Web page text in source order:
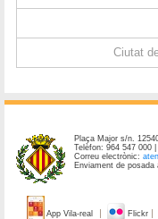
Ciutat
Plaça Major s/n.
Telèfon: 964 547 000
Correu electrònic:
Enviament de
App Vila-real Flickr